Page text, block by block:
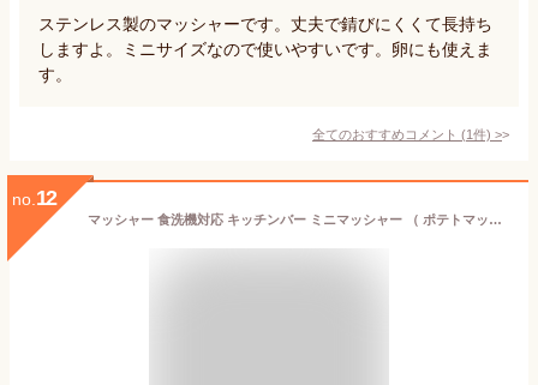
ステンレス製のマッシャーです。丈夫で錆びにくくて長持ち
しますよ。ミニサイズなので使いやすいです。卵にも使えま
す。
全てのおすすめコメント (1件) >
no. 12
マッシャー 食洗機対応 キッチンバー ミニマッシャー （ ポテトマッシャー マッシュ 潰す じゃがいもマッシャー じゃがいも潰し 下ごしらえ キッチンツール 便利グッズ ）【39ショップ】